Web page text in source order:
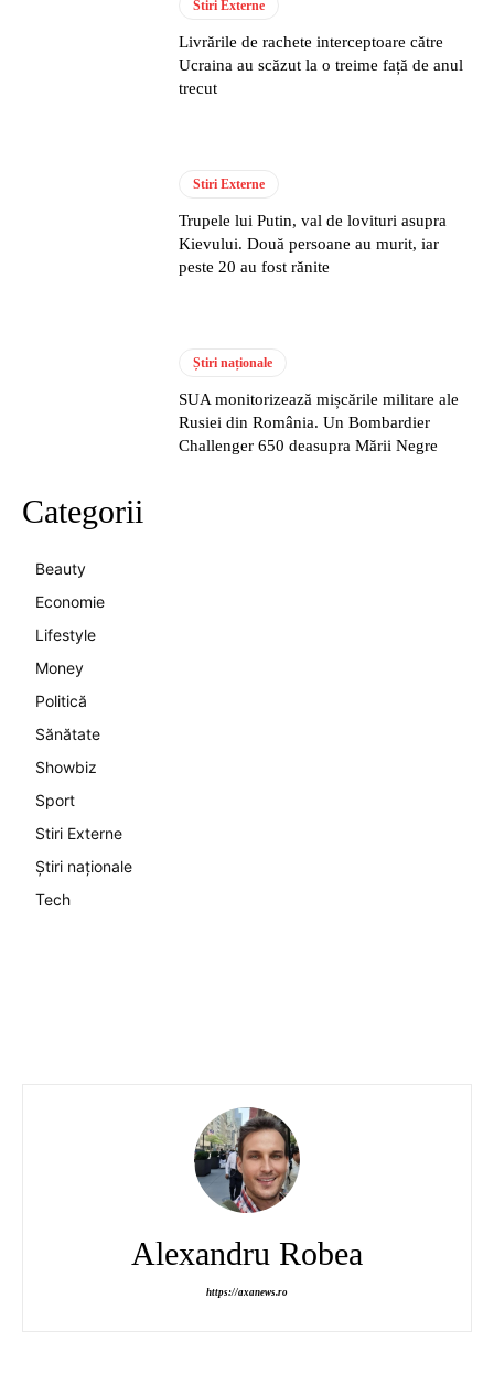
Stiri Externe
Livrările de rachete interceptoare către
Ucraina au scăzut la o treime față de anul
trecut
Stiri Externe
Trupele lui Putin, val de lovituri asupra
Kievului. Două persoane au murit, iar
peste 20 au fost rănite
Știri naționale
SUA monitorizează mișcările militare ale
Rusiei din România. Un Bombardier
Challenger 650 deasupra Mării Negre
Categorii
Beauty
Economie
Lifestyle
Money
Politică
Sănătate
Showbiz
Sport
Stiri Externe
Știri naționale
Tech
Alexandru Robea
https://axanews.ro